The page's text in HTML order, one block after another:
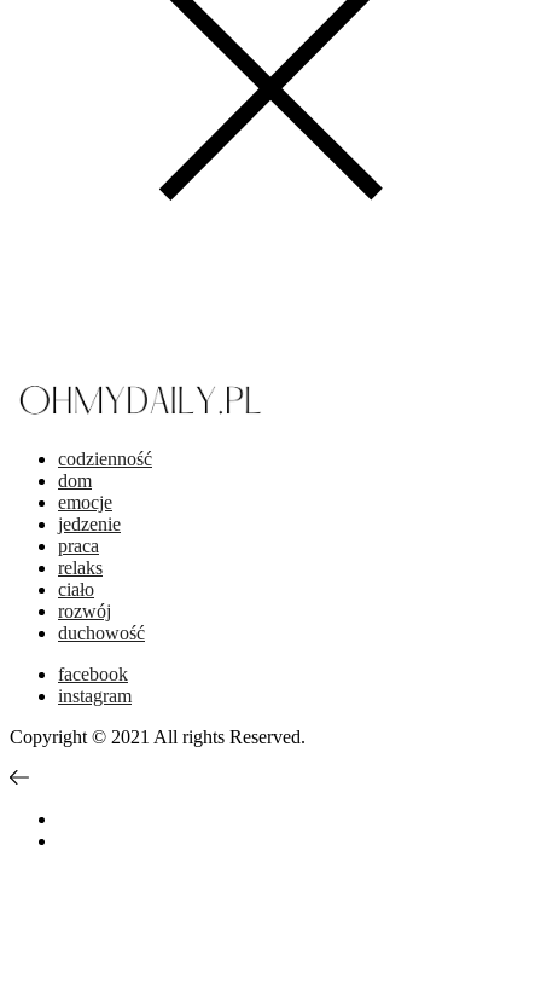
codzienność
dom
emocje
jedzenie
praca
relaks
ciało
rozwój
duchowość
facebook
instagram
Copyright © 2021 All rights Reserved.